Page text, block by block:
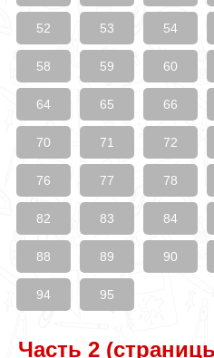
52 53 54
58 59 60
64 65 66
70 71 72
76 77 78
82 83 84
88 89 90
94 95
Часть 2